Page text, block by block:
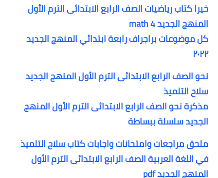
خيرا كتاب رياضيات الصف الرابع الابتدائى الترم الأول
المنهج الجديد math 4
كل موضوعات براجراف رابعة ابتدائي المنهج الجديد
٢٠٢٢
نحو الصف الرابع الابتدائى الترم الأول المنهج الجديد
سلاح التلميذ
مذكرة نحو الصف الرابع الابتدائى الترم الأول المنهج
الجديد سلسلة ببساطة
ملحق مراجعات وامتحانات واجابات كتاب سلاح التلميذ
في اللغة العربية الصف الرابع الابتدائى الترم الأول
المنهج الجديد pdf